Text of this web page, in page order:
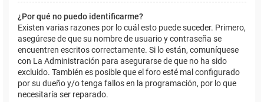
¿Por qué no puedo identificarme?
Existen varias razones por lo cuál esto puede suceder. Primero,
asegúrese de que su nombre de usuario y contraseña se
encuentren escritos correctamente. Si lo están, comuníquese
con La Administración para asegurarse de que no ha sido
excluido. También es posible que el foro esté mal configurado
por su dueño y/o tenga fallos en la programación, por lo que
necesitaría ser reparado.